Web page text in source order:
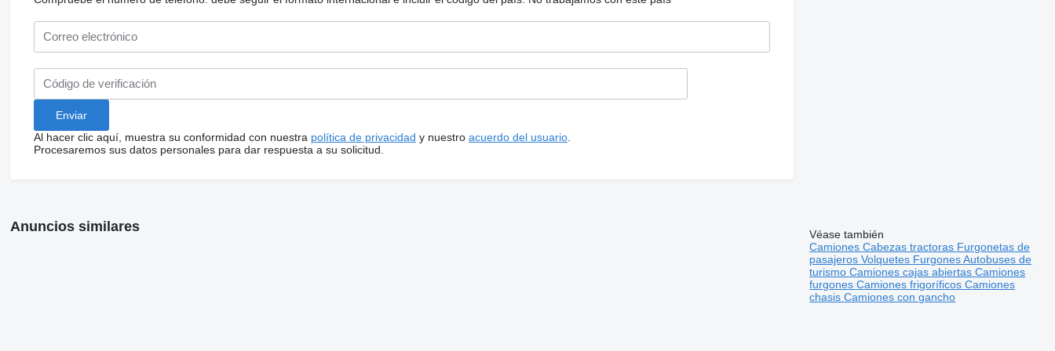
Al hacer clic aquí, muestra su conformidad con nuestra política de privacidad y nuestro acuerdo del usuario.
Procesaremos sus datos personales para dar respuesta a su solicitud.
Anuncios similares
Véase también
CamionesCabezas tractoras Furgonetas de
pasajerosVolquetes FurgonesAutobuses de
turismoCamiones cajas abiertasCamiones
furgonesCamiones frigoríficosCamiones
chasisCamiones con gancho